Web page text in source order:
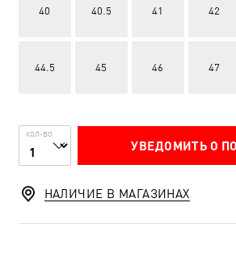
40 40.5 41 42
44.5 45 46 47
КОЛ-ВО
УВЕДОМИТЬ О
НАЛИЧИЕ В МАГАЗИНАХ